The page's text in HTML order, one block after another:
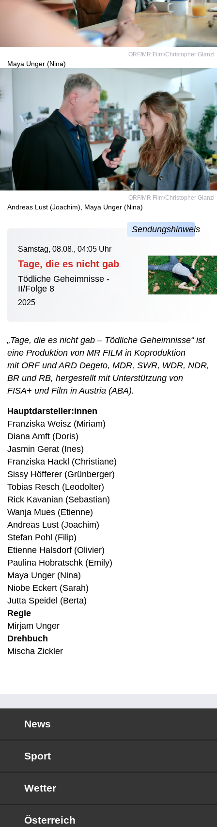
ORF/MR Film/Christopher Glanzl
Maya Unger (Nina)
ORF/MR Film/Christopher Glanzl
Andreas Lust (Joachim), Maya Unger (Nina)
Samstag, 08.08., 04:05 Uhr
Tage, die es nicht gab
Tödliche Geheimnisse -
II/Folge 8
2025
„Tage, die es nicht gab – Tödliche Geheimnisse“ ist
eine Produktion von MR FILM in Koproduktion
mit ORF und ARD Degeto, MDR, SWR, WDR, NDR,
BR und RB, hergestellt mit Unterstützung von
FISA+ und Film in Austria (ABA).
Hauptdarsteller:innen
Franziska Weisz (Miriam)
Diana Amft (Doris)
Jasmin Gerat (Ines)
Franziska Hackl (Christiane)
Sissy Höfferer (Grünberger)
Tobias Resch (Leodolter)
Rick Kavanian (Sebastian)
Wanja Mues (Etienne)
Andreas Lust (Joachim)
Stefan Pohl (Filip)
Etienne Halsdorf (Olivier)
Paulina Hobratschk (Emily)
Maya Unger (Nina)
Niobe Eckert (Sarah)
Jutta Speidel (Berta)
Regie
Mirjam Unger
Drehbuch
Mischa Zickler
News
Sport
Wetter
Österreich